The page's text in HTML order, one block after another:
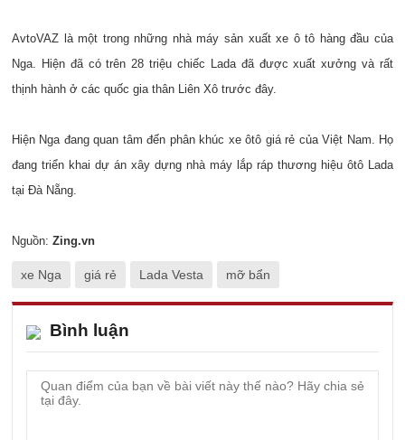
AvtoVAZ là một trong những nhà máy sản xuất xe ô tô hàng đầu của
Nga. Hiện đã có trên 28 triệu chiếc Lada đã được xuất xưởng và rất
thịnh hành ở các quốc gia thân Liên Xô trước đây.
Hiện Nga đang quan tâm đến phân khúc xe ôtô giá rẻ của Việt Nam. Họ
đang triển khai dự án xây dựng nhà máy lắp ráp thương hiệu ôtô Lada
tại Đà Nẵng.
Nguồn: Zing.vn
xe Nga giá rẻ Lada Vesta mỡ bẩn
Bình luận